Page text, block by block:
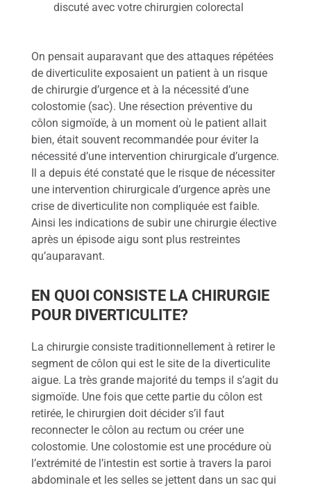
discuté avec votre chirurgien colorectal
On pensait auparavant que des attaques répétées
de diverticulite exposaient un patient à un risque
de chirurgie d’urgence et à la nécessité d’une
colostomie (sac). Une résection préventive du
côlon sigmoïde, à un moment où le patient allait
bien, était souvent recommandée pour éviter la
nécessité d’une intervention chirurgicale d’urgence.
Il a depuis été constaté que le risque de nécessiter
une intervention chirurgicale d’urgence après une
crise de diverticulite non compliquée est faible.
Ainsi les indications de subir une chirurgie élective
après un épisode aigu sont plus restreintes
qu’auparavant.
EN QUOI CONSISTE LA CHIRURGIE
POUR DIVERTICULITE?
La chirurgie consiste traditionnellement à retirer le
segment de côlon qui est le site de la diverticulite
aigue. La très grande majorité du temps il s’agit du
sigmoïde. Une fois que cette partie du côlon est
retirée, le chirurgien doit décider s’il faut
reconnecter le côlon au rectum ou créer une
colostomie. Une colostomie est une procédure où
l’extrémité de l’intestin est sortie à travers la paroi
abdominale et les selles se jettent dans un sac qui